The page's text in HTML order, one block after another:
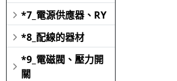
*7_電源供應器、RY
*8_配線的器材
*9_電磁閥、壓力開
關